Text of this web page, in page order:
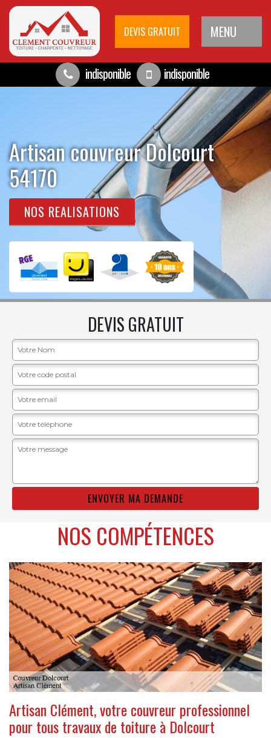
DEVIS GRATUIT MENU
indisponible indisponible
Artisan couvreur Dolcourt
54170
NOS REALISATIONS
DEVIS GRATUIT
NOS COMPÉTENCES
Artisan Clément, votre couvreur professionnel
pour tous travaux de toiture à Dolcourt